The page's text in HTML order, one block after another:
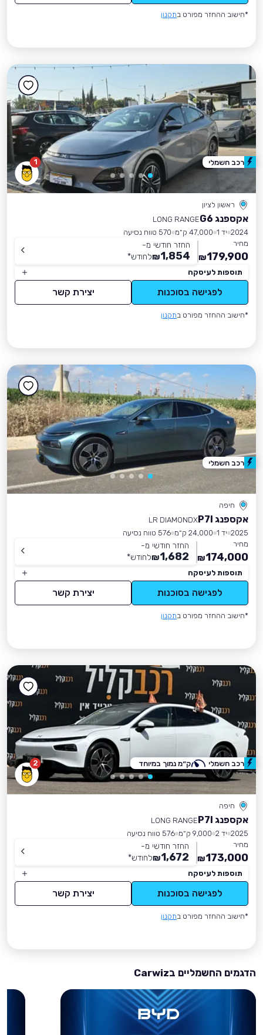
*חישוב ההחזר מפורט בתקנון
1
ראשון לציון
אקספנג G6
LONG RANGE
2024 יד 1 47,000 ק״מ
570 טווח נסיעה
מחיר
179,900
₪
החזר חודשי מ-
1,854
₪לחודש*
תוספות לעיסקה
לפגישה בסוכנות יצירת קשר
*חישוב ההחזר מפורט בתקנון
רכב חשמלי
חיפה
אקספנג P7I
LR DIAMONDX
2025 יד 1 24,000 ק״מ
576 טווח נסיעה
מחיר
174,000
₪
החזר חודשי מ-
1,682
₪לחודש*
תוספות לעיסקה
לפגישה בסוכנות יצירת קשר
*חישוב ההחזר מפורט בתקנון
רכב חשמלי
2
חיפה
אקספנג P7I
LONG RANGE
2025 יד 2 9,000 ק״מ
576 טווח נסיעה
מחיר
173,000
₪
החזר חודשי מ-
1,672
₪לחודש*
תוספות לעיסקה
לפגישה בסוכנות יצירת קשר
*חישוב ההחזר מפורט בתקנון
רכב חשמלי ק״מ נמוך במיוחד
הדגמים החשמליים בCarwiz